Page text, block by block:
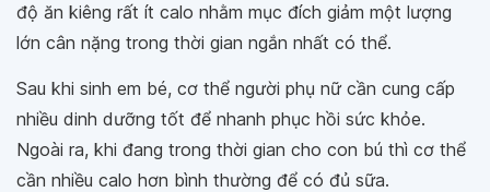
độ ăn kiêng rất ít calo nhằm mục đích giảm một lượng
lớn cân nặng trong thời gian ngắn nhất có thể.
Sau khi sinh em bé, cơ thể người phụ nữ cần cung cấp
nhiều dinh dưỡng tốt để nhanh phục hồi sức khỏe.
Ngoài ra, khi đang trong thời gian cho con bú thì cơ thể
cần nhiều calo hơn bình thường để có đủ sữa.